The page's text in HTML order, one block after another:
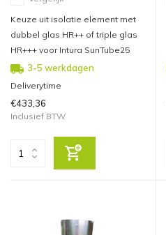
Keuze uit isolatie element met
dubbel glas HR++ of triple glas
HR+++ voor Intura SunTube25
3-5 werkdagen
Deliverytime
€433,36
Inclusief BTW